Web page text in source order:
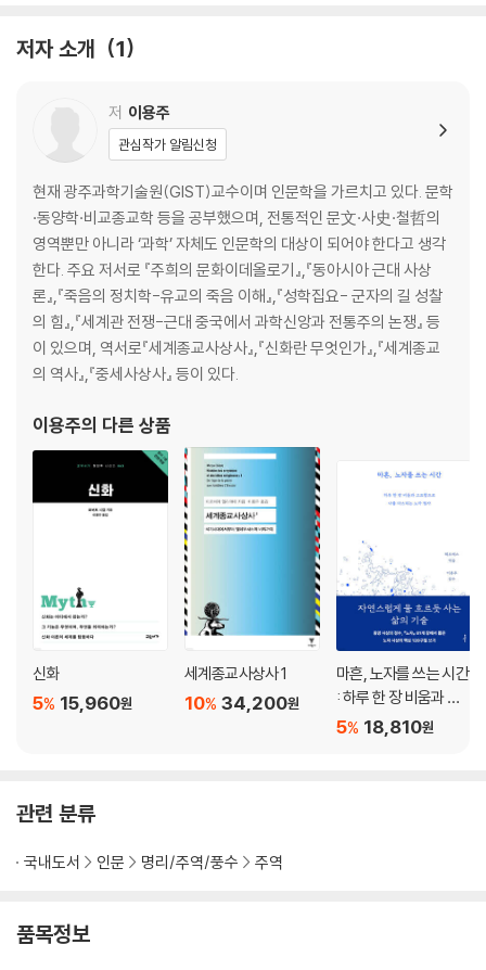
제10괘 리履(예에 따른 행동, 덕의 실행)
제12괘 비否(폐색, 어둠의 시기)
제13괘 동인同人(화합, 협력)
제14괘 대유大有(대성공, 큰 소유)
제15괘 겸謙(겸손, 겸허)
제16괘 예豫(기쁨, 행복)
제17괘 수隨(순종, 따른다)
제18괘 고蠱(쇄신, 부패 척결)
제19괘 림臨(군림, 감시)
제20괘 관觀(본다, 살핀다)
제21괘 서합??(형벌, 법령)
제22괘 비賁(꾸밈, 작은 안목)
제24괘 복復(회복, 돌아옴)
제25괘 무망無妄(진실, 망동하지 않음)
제26괘 대축大畜(큰 축적, 기다림)
제27괘 이?(기른다, 양육한다)
제28괘 대과大過(과도함, 과도함의 극복)
제30괘 리離(빛나는 삶, 상호 의존)
하경
제32괘 항恒(항구성, 항상성)
제33괘 돈遯(은둔, 세상을 버리고 숨다)
제37괘 가인家人(가정의 도덕)
제39괘 건蹇(곤란, 힘든 시기)
제42괘 익益(더함, 늘어남)
저자 소개 1
저 이용주
관심작가 알림신청
현재 광주과학기술원(GIST)교수이며 인문학을 가르치고 있다. 문학
·동양학·비교종교학 등을 공부했으며, 전통적인 문文·사史·철哲의
영역뿐만 아니라 ‘과학’ 자체도 인문학의 대상이 되어야 한다고 생각
한다. 주요 저서로 『주희의 문화이데올로기』,『동아시아 근대 사상
론』,『죽음의 정치학-유교의 죽음 이해』,『성학집요- 군자의 길 성찰
의 힘』,『세계관 전쟁-근대 중국에서 과학신앙과 전통주의 논쟁』 등
이 있으며, 역서로『세계종교사상사』,『신화란 무엇인가』,『세계종교
의 역사』,『중세사상사』 등이 있다.
이용주의 다른 상품
신화
15,960원
5%
세계종교사상사 1
34,200원
10%
마흔, 노자를 쓰는 시간
: 하루 한 장 비움과 고
요함으로 나를 다스리
18,810원
5%
관련 분류
국내도서 인문 명리/주역/풍수 주역
품목정보